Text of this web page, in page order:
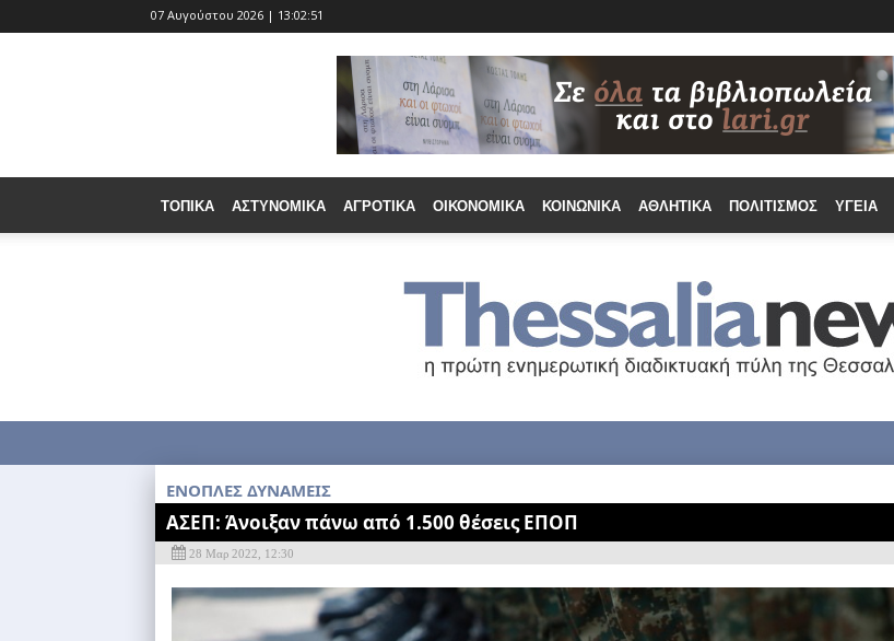
07 Αυγούστου 2026 | 13:02:53
ΤΟΠΙΚΆ ΑΣΤΥΝΟΜΙΚΆ ΑΓΡΟΤΙΚΆ ΟΙΚΟΝΟΜΙΚΆ ΚΟΙΝΩΝΙΚΆ ΑΘΛΗΤΙΚΆ ΠΟΛΙΤΙΣΜΌΣ ΥΓΕΊΑ
ENOΠΛΕΣ ΔΥΝΑΜΕΙΣ
ΑΣΕΠ: Άνοιξαν πάνω από 1.500 θέσεις ΕΠΟΠ
28 Μαρ 2022, 12:30